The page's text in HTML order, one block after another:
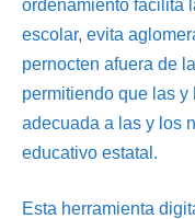
ordenamiento facilita
escolar, evita
pernocten afuera de
permitiendo que las
adecuada a las y los
educativo estatal.
Esta herramienta